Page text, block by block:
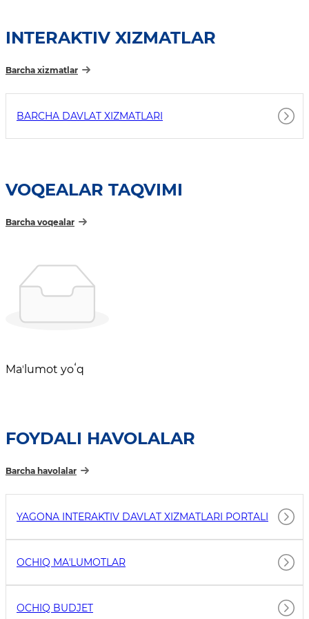
INTERAKTIV XIZMATLAR
Barcha xizmatlar
BARCHA DAVLAT XIZMATLARI
VOQEALAR TAQVIMI
Barcha voqealar
Maʼlumot yoʻq
FOYDALI HAVOLALAR
Barcha havolalar
YAGONA INTERAKTIV DAVLAT XIZMATLARI PORTALI
OCHIQ MAʼLUMOTLAR
OCHIQ BUDJET